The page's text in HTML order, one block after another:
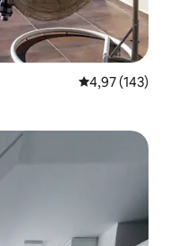
Évaluation
4,97 (143)